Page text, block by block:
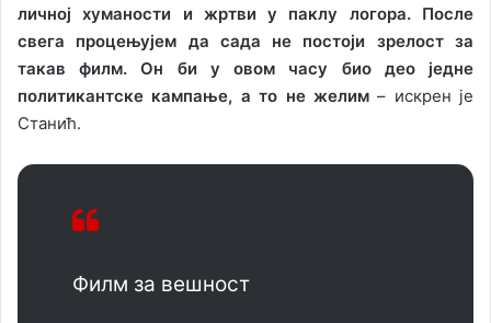
личној хуманости и жртви у паклу логора. После
свега процењујем да сада не постоји зрелост за
такав филм. Он би у овом часу био део једне
политикантске кампање, а то не желим– искрен је
Станић.
Филм за вешност